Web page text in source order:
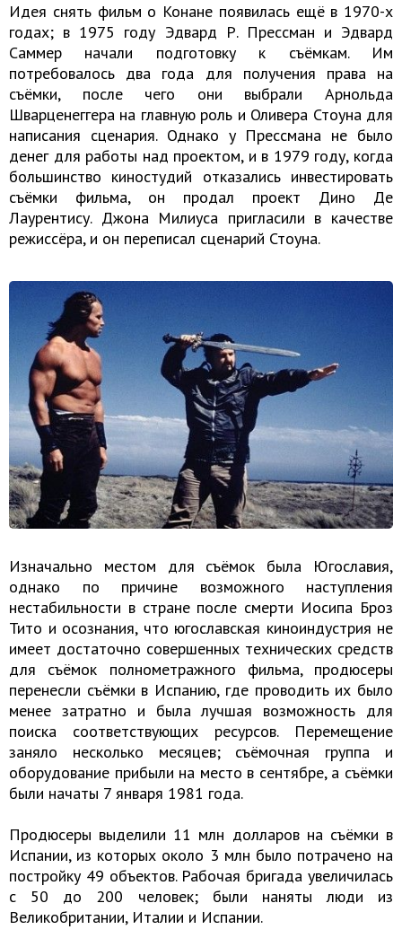
Идея снять фильм о Конане появилась ещё в 1970-х
годах; в 1975 году Эдвард Р. Прессман и Эдвард
Саммер начали подготовку к съёмкам. Им
потребовалось два года для получения права на
съёмки, после чего они выбрали Арнольда
Шварценеггера на главную роль и Оливера Стоуна для
написания сценария. Однако у Прессмана не было
денег для работы над проектом, и в 1979 году, когда
большинство киностудий отказались инвестировать
съёмки фильма, он продал проект Дино Де
Лаурентису. Джона Милиуса пригласили в качестве
режиссёра, и он переписал сценарий Стоуна.
Изначально местом для съёмок была Югославия,
однако по причине возможного наступления
нестабильности в стране после смерти Иосипа Броз
Тито и осознания, что югославская киноиндустрия не
имеет достаточно совершенных технических средств
для съёмок полнометражного фильма, продюсеры
перенесли съёмки в Испанию, где проводить их было
менее затратно и была лучшая возможность для
поиска соответствующих ресурсов. Перемещение
заняло несколько месяцев; съёмочная группа и
оборудование прибыли на место в сентябре, а съёмки
были начаты 7 января 1981 года.
Продюсеры выделили 11 млн долларов на съёмки в
Испании, из которых около 3 млн было потрачено на
постройку 49 объектов. Рабочая бригада увеличилась
с 50 до 200 человек; были наняты люди из
Великобритании, Италии и Испании.